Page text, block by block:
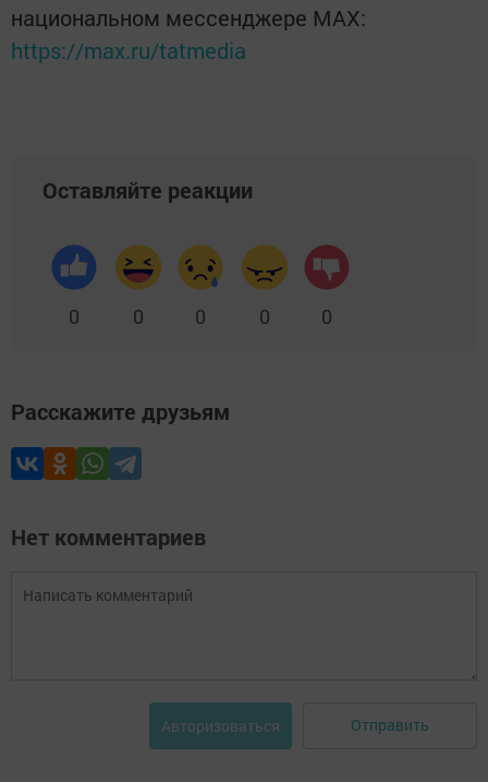
национальном мессенджере MАХ:
https://max.ru/tatmedia
Оставляйте реакции
0 0 0 0 0
Расскажите друзьям
Нет комментариев
Авторизоваться Отправить